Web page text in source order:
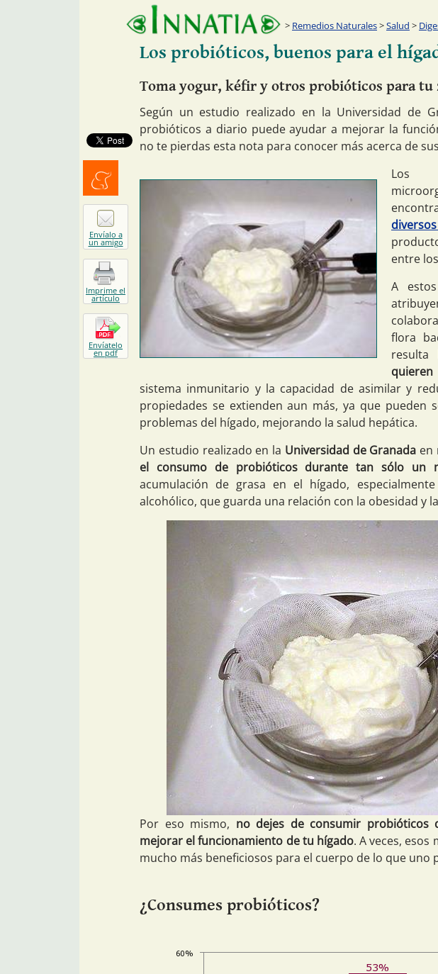
Remedios Naturales>Salud >
Los probióticos, buenos para el
Toma yogur, kéfir y otros probióticos para tu
Según un estudio realizado en la Universidad de
probióticos a diario puede ayudar a mejorar la
no te pierdas esta nota para conocer más acerca de
entre
A
flora
resulta
quieren
sistema inmunitario y la capacidad de asimilar y
propiedades se extienden aun más, ya que pueden
problemas del hígado, mejorando la salud hepática.
Un estudio realizado en la Universidad de Granada en
el consumo de probióticos durante tan sólo un
acumulación de grasa en el hígado,
alcohólico, que guarda una relación con la obesidad y
Por eso mismo, no dejes de consumir
mejorar el funcionamiento de tu hígado. A veces,
mucho más beneficiosos para el cuerpo de lo que uno
¿Consumes probióticos?
Menéalo
Envíalo a
un amigo
Imprime el
artículo
Envíatelo
en pdf